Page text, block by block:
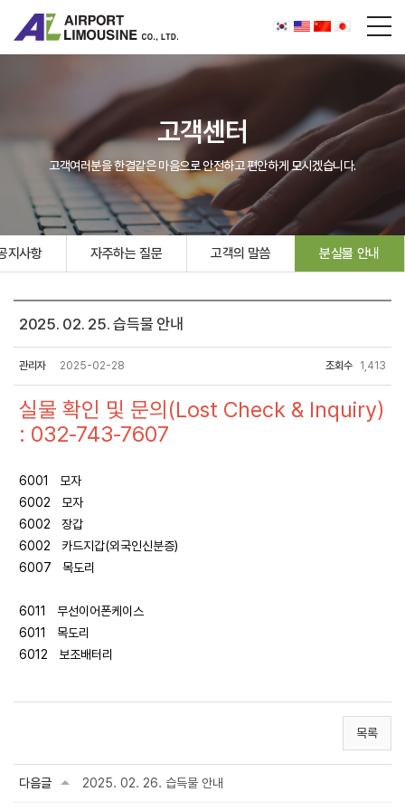
고객센터
고객여러분을 한결같은 마음으로 안전하고 편안하게 모시겠습니다.
지사항 자주하는 질문 고객의 말씀 분실물 안내
2025. 02. 25. 습득물 안내
관리자 2025-02-28 조회수 1,413
실물 확인 및 문의(Lost Check & Inquiry)
: 032-743-7607
6001 모자
6002 모자
6002 장갑
6002 카드지갑(외국인신분증)
6007 목도리
6011 무선이어폰케이스
6011 목도리
6012 보조배터리
목록
다음글 2025. 02. 26. 습득물 안내